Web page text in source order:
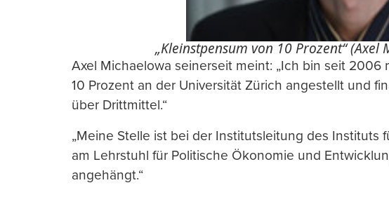
„Kleinstpensum von 10 Prozent“ (Axel
Axel Michaelowa seinerseit meint: „Ich bin seit 2006
10 Prozent an der Universität Zürich angestellt und
über Drittmittel.“
„Meine Stelle ist bei der Institutsleitung des Instituts
am Lehrstuhl für Politische Ökonomie und
angehängt.“